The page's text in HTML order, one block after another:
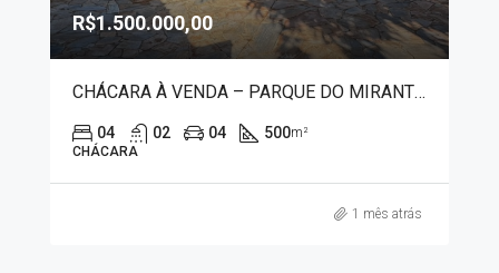
R$1.500.000,00
CHÁCARA À VENDA – PARQUE DO MIRANTE 4035
04 02 04 500m²
CHÁCARA
1 mês atrás